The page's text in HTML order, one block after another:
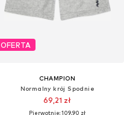
OFERTA
CHAMPION
Normalny krój Spodnie
69,21 zł
Pierwotnie: 109,90 zł